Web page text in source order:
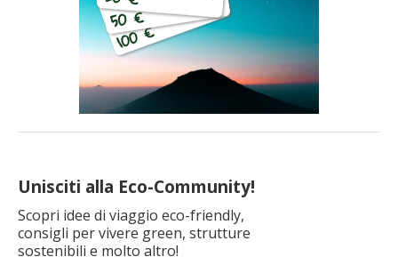
Unisciti alla Eco-Community!
Scopri idee di viaggio eco-friendly,
consigli per vivere green, strutture
sostenibili e molto altro!